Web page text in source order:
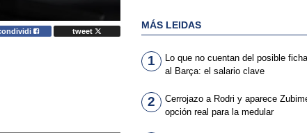
tweet
MÁS LEIDAS
1
Lo que no cuentan del posible
al Barça: el salario clave
2
Cerrojazo a Rodri y aparece
opción real para la medular